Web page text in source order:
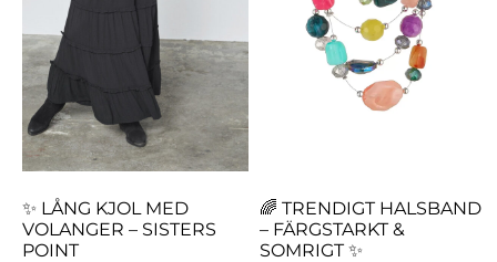
✨ LÅNG KJOL MED
VOLANGER – SISTERS
POINT
🌈 TRENDIGT HALSBAND
– FÄRGSTARKT &
SOMRIGT ✨